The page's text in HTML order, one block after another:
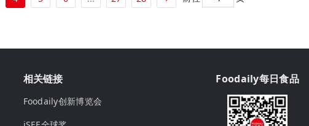
相关链接
Foodaily创新博览会
Foodaily每日食品